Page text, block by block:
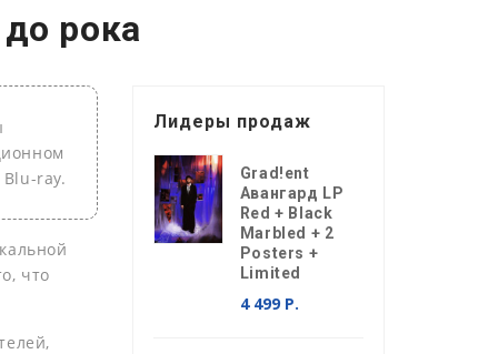
рока
ray.
что
Лидеры продаж
Grad!ent
Авангард LP
Red + Black
Marbled + 2
Posters +
Limited
4 499 Р.